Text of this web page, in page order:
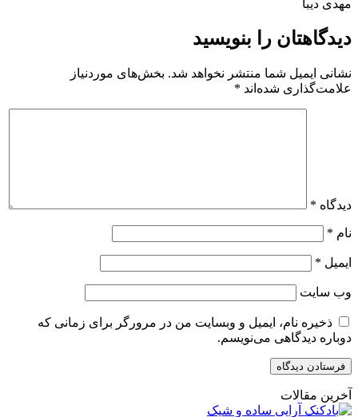
مهدی دیبا
دیدگاهتان را بنویسید
نشانی ایمیل شما منتشر نخواهد شد. بخش‌های موردنیاز
علامت‌گذاری شده‌اند *
دیدگاه *
نام *
ایمیل *
وب‌ سایت
ذخیره نام، ایمیل و وبسایت من در مرورگر برای زمانی که
دوباره دیدگاهی می‌نویسم.
آخرین مقالات